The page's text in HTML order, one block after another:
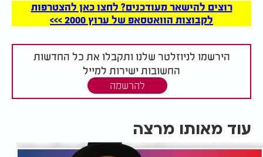
רוצים להישאר מעודכנים? לחצו כאן להצטרפות
לקבוצות הוואטסאפ של ערוץ 2000 >>>
הירשמו לניוזלטר שלנו ותקבלו את כל החדשות
החשובות ישירות למייל
להרשמה
עוד מאותו מרצה